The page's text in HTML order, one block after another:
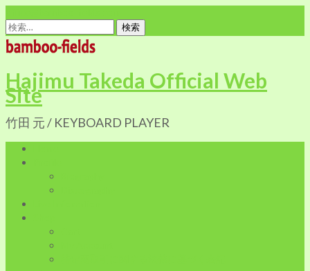
検
索:
Hajimu Takeda Official Web
Site
竹田 元 / KEYBOARD PLAYER